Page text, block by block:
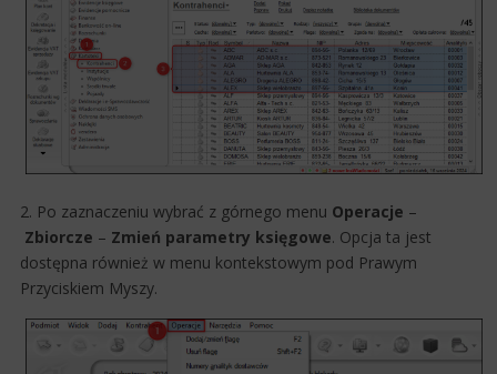
2. Po zaznaczeniu wybrać z górnego menu Operacje –
Zbiorcze – Zmień parametry księgowe. Opcja ta jest
dostępna również w menu kontekstowym pod Prawym
Przyciskiem Myszy.